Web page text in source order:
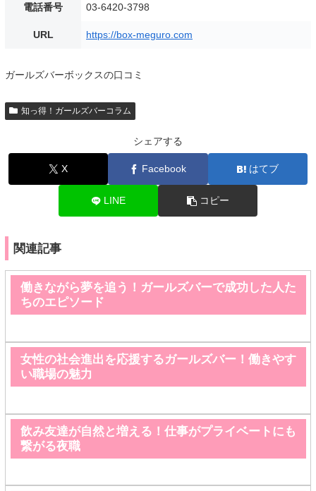
電話番号 03-6420-3798
URL https://box-meguro.com
ガールズバーボックスの口コミ
知っ得！ガールズバーコラム
シェアする
X Facebook はてブ
LINE コピー
関連記事
働きながら夢を追う！ガールズバーで成功した人た
ちのエピソード
女性の社会進出を応援するガールズバー！働きやす
い職場の魅力
飲み友達が自然と増える！仕事がプライベートにも
繋がる夜職